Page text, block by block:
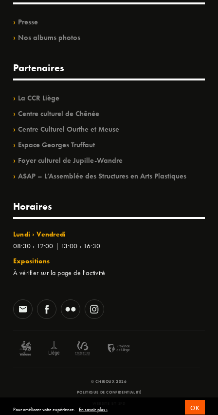
Presse
Nos albums photos
Partenaires
La CCR Liège
Centre culturel de Chênée
Centre Culturel Ourthe et Meuse
Espace Georges Truffaut
Foyer culturel de Jupille-Wandre
ASAP – L’Assemblée des Structures en Arts Plastiques
Horaires
Lundi › Vendredi
08:30 › 12:00 | 13:00 › 16:30
Expositions
À vérifier sur la page de l'activité
© CHIROUX 2026
POLITIQUE DE CONFIDENTIALITÉ
Pour améliorer votre expérience. En savoir plus › OK